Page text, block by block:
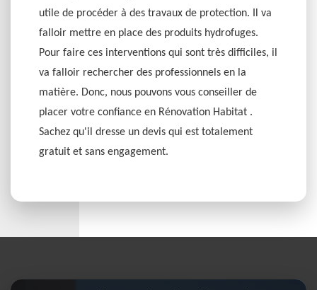
utile de procéder à des travaux de protection. Il va
falloir mettre en place des produits hydrofuges.
Pour faire ces interventions qui sont très difficiles, il
va falloir rechercher des professionnels en la
matière. Donc, nous pouvons vous conseiller de
placer votre confiance en Rénovation Habitat .
Sachez qu'il dresse un devis qui est totalement
gratuit et sans engagement.